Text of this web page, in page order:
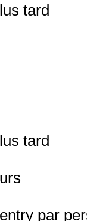
tard
tard
par